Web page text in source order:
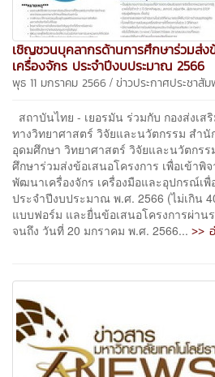
เชิญชวนบุคลากรด้านการศึกษาร่วมส่
เครื่องจักร ประจำปีงบประมาณ 2566
พุธ 11 มกราคม 2566 / ข่าวประกาศประชาสั
สถาบันไทย - เยอรมัน ร่วมกับ กองส่งเ
ทางวิทยาศาสตร์ วิจัยและนวัตกรรม สำนั
อุดมศึกษา วิทยาศาสตร์ วิจัยและนวัตกร
ศึกษาร่วมส่งข้อเสนอโครงการ เพื่อเข้า
พัฒนาเครื่องจักร เครื่องมือและอุปกรณ์เ
ประจำปีงบประมาณ พ.ศ. 2566 (ไม่เกิน
แบบฟอร์ม และยื่นข้อเสนอโครงการผ่า
จนถึง วันที่ 20 มกราคม พ.ศ. 2566... >>